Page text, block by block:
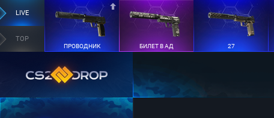
LIVE
TOP
ПРОВОДНИК БИЛЕТ В АД 27